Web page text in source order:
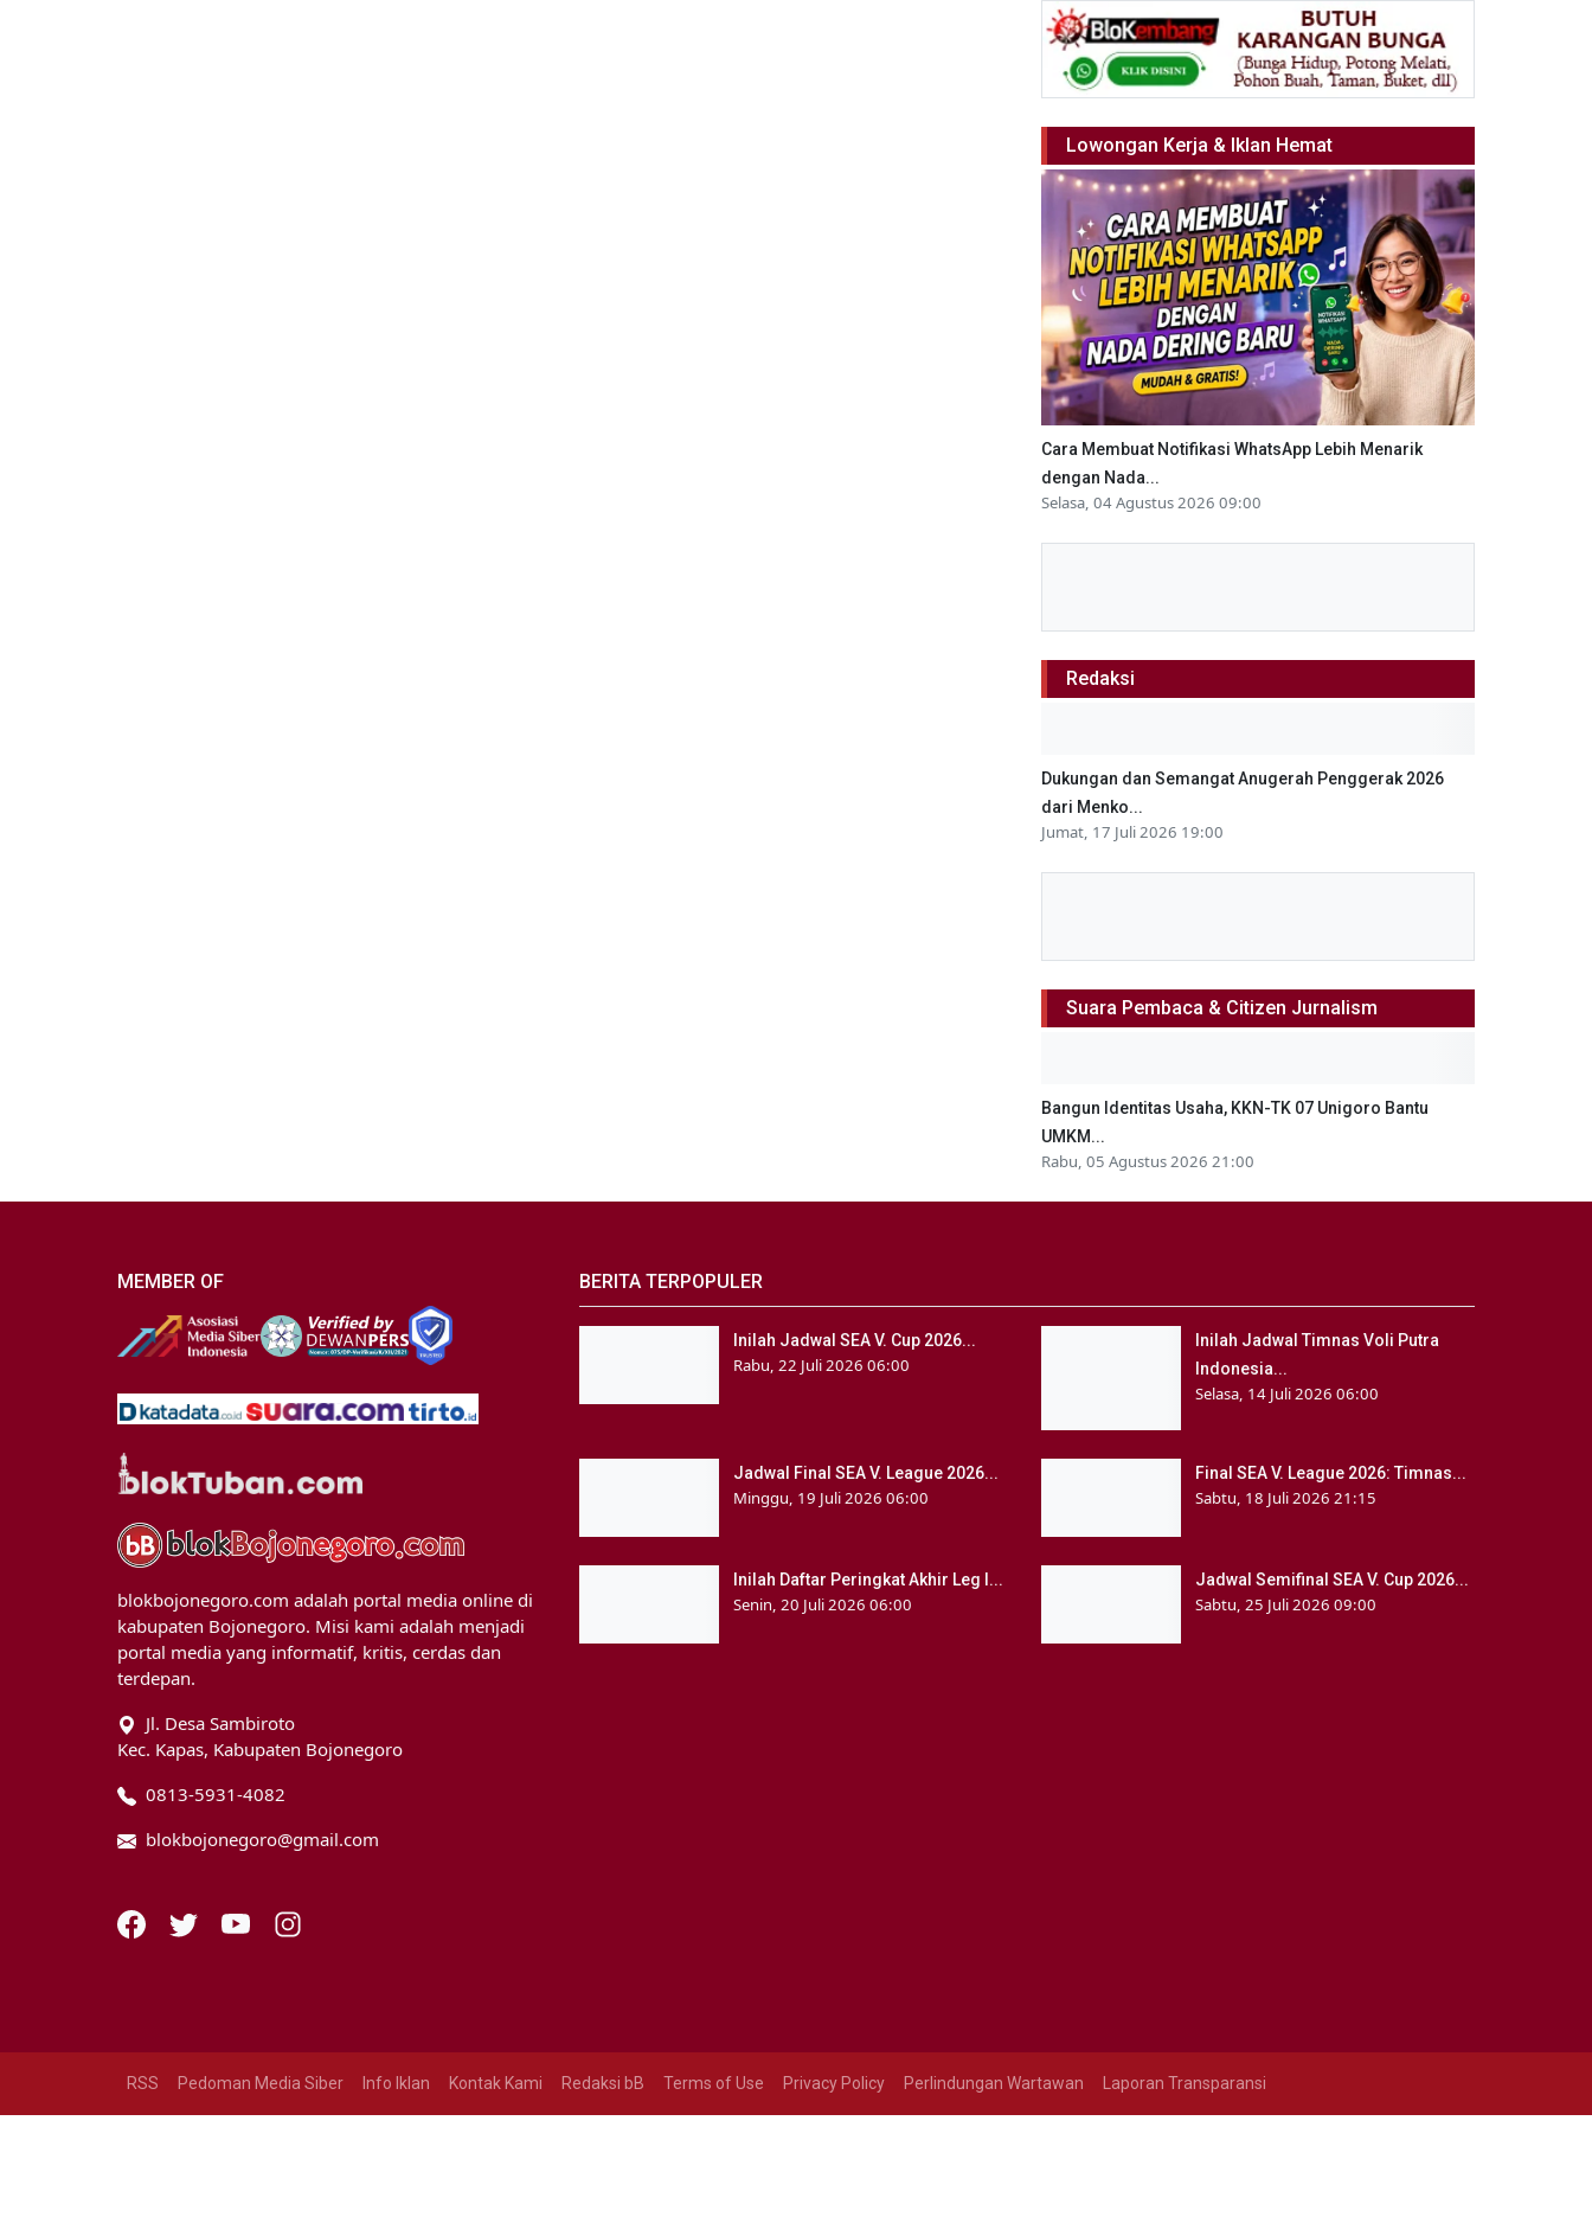
Lowongan Kerja & Iklan Hemat
Cara Membuat Notifikasi WhatsApp Lebih Menarik
dengan Nada...
Selasa, 04 Agustus 2026 09:00
Redaksi
Dukungan dan Semangat Anugerah Penggerak 2026
dari Menko...
Jumat, 17 Juli 2026 19:00
Suara Pembaca & Citizen Jurnalism
Bangun Identitas Usaha, KKN-TK 07 Unigoro Bantu
UMKM...
Rabu, 05 Agustus 2026 21:00
MEMBER OF
blokbojonegoro.com adalah portal media online di
kabupaten Bojonegoro. Misi kami adalah menjadi
portal media yang informatif, kritis, cerdas dan
terdepan.
Jl. Desa Sambiroto
Kec. Kapas, Kabupaten Bojonegoro
0813-5931-4082
blokbojonegoro@gmail.com
BERITA TERPOPULER
Inilah Jadwal SEA V. Cup 2026...
Rabu, 22 Juli 2026 06:00
Inilah Jadwal Timnas Voli Putra
Indonesia...
Selasa, 14 Juli 2026 06:00
Jadwal Final SEA V. League 2026...
Minggu, 19 Juli 2026 06:00
Final SEA V. League 2026: Timnas...
Sabtu, 18 Juli 2026 21:15
Inilah Daftar Peringkat Akhir Leg I...
Senin, 20 Juli 2026 06:00
Jadwal Semifinal SEA V. Cup 2026...
Sabtu, 25 Juli 2026 09:00
RSS Pedoman Media Siber Info Iklan Kontak Kami Redaksi bB Terms of Use Privacy Policy Perlindungan Wartawan Laporan Transparansi